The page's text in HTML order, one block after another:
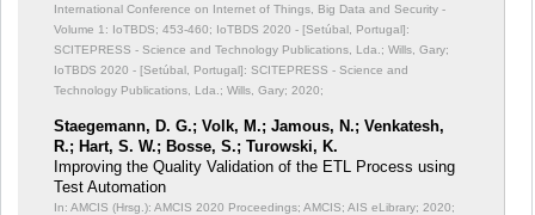
International Conference on Internet of Things, Big Data and Security -
Volume 1: IoTBDS; 453-460; IoTBDS 2020 - [Setúbal, Portugal]:
SCITEPRESS - Science and Technology Publications, Lda.; Wills, Gary;
IoTBDS 2020 - [Setúbal, Portugal]: SCITEPRESS - Science and
Technology Publications, Lda.; Wills, Gary; 2020;
Staegemann, D. G.; Volk, M.; Jamous, N.; Venkatesh,
R.; Hart, S. W.; Bosse, S.; Turowski, K.
Improving the Quality Validation of the ETL Process using
Test Automation
In: AMCIS (Hrsg.): AMCIS 2020 Proceedings; AMCIS; AIS eLibrary; 2020;